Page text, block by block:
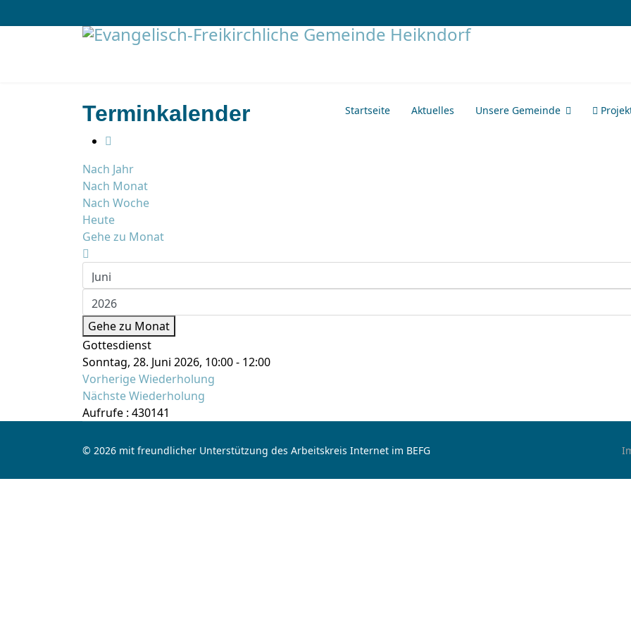
Startseite Aktuelles Unsere Gemeinde
Terminkalender
Nach Jahr
Nach Monat
Nach Woche
Heute
Gehe zu Monat
Gehe zu Monat
Gottesdienst
Sonntag, 28. Juni 2026, 10:00 - 12:00
Vorherige Wiederholung
Nächste Wiederholung
Aufrufe : 430141
© 2026 mit freundlicher Unterstützung des Arbeitskreis Internet im BEFG